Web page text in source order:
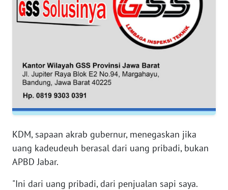
KDM, sapaan akrab gubernur, menegaskan jika
uang kadeudeuh berasal dari uang pribadi, bukan
APBD Jabar.
"Ini dari uang pribadi, dari penjualan sapi saya.
WN
WN
SERAMBI
WN
JAMBI
WN
SULTRA
NTB